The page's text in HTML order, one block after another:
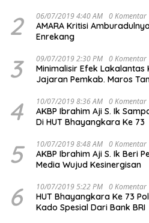
2 06/07/2019 4:40 AM 0 Komentar
AMARA Kritisi
Enrekang
3 09/07/2019 2:30 PM 0 Komentar
Minimalisir Efek
Jajaran Pemkab. Maros
4 10/07/2019 8:36 AM 0 Komentar
AKBP Ibrahim Aji S. Ik
Di HUT Bhayangkara Ke 73
5 10/07/2019 8:48 AM 0 Komentar
AKBP Ibrahim Aji S. Ik Beri
Media Wujud Kesinergisan
6 10/07/2019 5:22 PM 0 Komentar
HUT Bhayangkara Ke 73
Kado Spesial Dari Bank BRI